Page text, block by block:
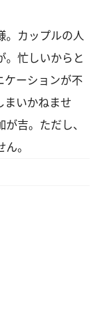
。カップルの人
。忙しいからと
ケーションが不
まいかねませ
吉。ただし、
。